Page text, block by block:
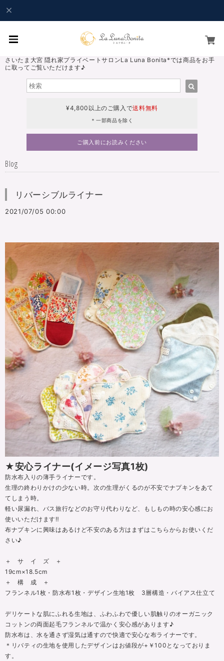
さいたま大宮 隠れ家プライベートサロンLa Luna Bonita*では商品をお手
に取ってご覧いただけます♪
¥4,800以上のご購入で送料無料
＊一部商品を除く
ご購入前にお読みください
Blog
リバーシブルライナー
2021/07/05 00:00
★安心ライナー(イメージ写真1枚)
防水布入りの薄手ライナーです。
生理の終わりかけの少ない時。次の生理がくるのが不安でナプキンをあて
てしまう時。
軽い尿漏れ、バス旅行などのお守り代わりなど、もしもの時の安心感にお
使いいただけます‼
布ナプキンに興味はあるけど不安のある方はまずはこちらからお使いくだ
さい♪
＋ サ イ ズ ＋
19cm×18.5cm
＋ 構 成 ＋
フランネル1枚・防水布1枚・デザイン生地1枚 3層構造・バイアス仕立て
デリケートな肌にふれる生地は、ふわふわで優しい肌触りのオーガニック
コットンの両面起毛フランネルで温かく安心感があります♪
防水布は、水を通さず湿気は通すので快適で安心な布ライナーです。
＊リバティの生地を使用したデザインはお値段が+￥100となっておりま
す。